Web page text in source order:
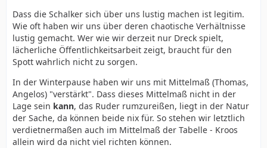
Dass die Schalker sich über uns lustig machen ist legitim.
Wie oft haben wir uns über deren chaotische Verhältnisse
lustig gemacht. Wer wie wir derzeit nur Dreck spielt,
lächerliche Öffentlichkeitsarbeit zeigt, braucht für den
Spott wahrlich nicht zu sorgen.
In der Winterpause haben wir uns mit Mittelmaß (Thomas,
Angelos) "verstärkt". Dass dieses Mittelmaß nicht in der
Lage sein kann, das Ruder rumzureißen, liegt in der Natur
der Sache, da können beide nix für. So stehen wir letztlich
verdietnermaßen auch im Mittelmaß der Tabelle - Kroos
allein wird da nicht viel richten können.